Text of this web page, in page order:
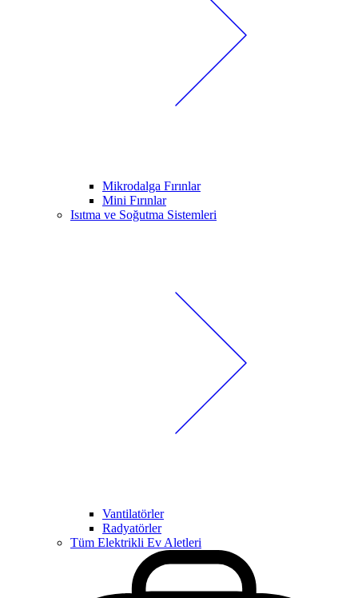
Mikrodalga Fırınlar
Mini Fırınlar
Isıtma ve Soğutma Sistemleri
Vantilatörler
Radyatörler
Tüm Elektrikli Ev Aletleri